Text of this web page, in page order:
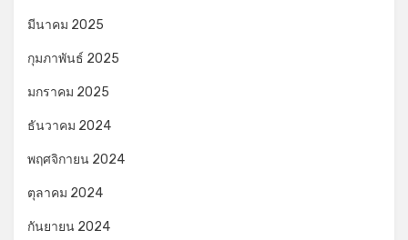
มีนาคม 2025
กุมภาพันธ์ 2025
มกราคม 2025
ธันวาคม 2024
พฤศจิกายน 2024
ตุลาคม 2024
กันยายน 2024